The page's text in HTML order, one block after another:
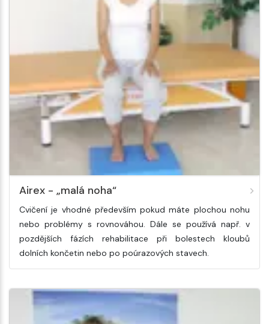
Airex - „malá noha“
Cvičení je vhodné především pokud máte plochou nohu
nebo problémy s rovnováhou. Dále se používá např. v
pozdějších fázích rehabilitace při bolestech kloubů
dolních končetin nebo po poúrazových stavech.